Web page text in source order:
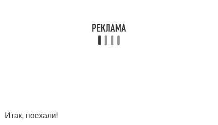
Итак, поехали!